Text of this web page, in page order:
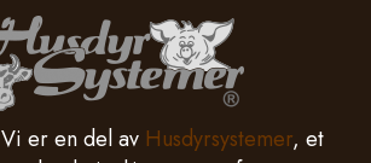
Vi er en del av Husdyrsystemer, et